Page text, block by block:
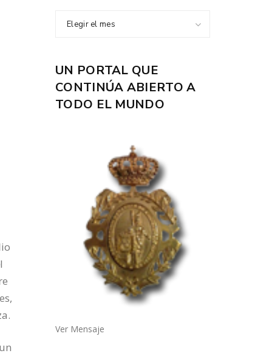
Elegir el mes
UN PORTAL QUE
CONTINÚA ABIERTO A
TODO EL MUNDO
Ver Mensaje